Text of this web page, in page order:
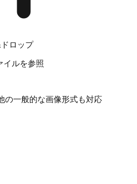
ロップ
イルを参照
の一般的な画像形式も対応